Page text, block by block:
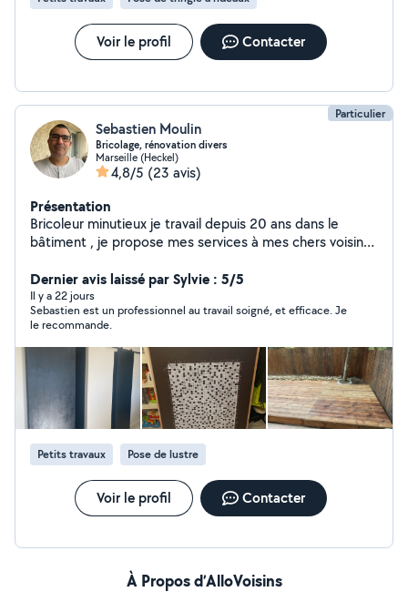
Voir le profil Contacter
Particulier
Sebastien Moulin
Bricolage, rénovation divers
Marseille (Heckel)
4,8/5 (23 avis)
Présentation
Bricoleur minutieux je travail depuis 20 ans dans le
bâtiment , je propose mes services à mes chers voisins:
sol souple - Enduit / peinture - électricité : prises /
éclairages - plomberies - Petite maçonneries Etc ( avec
tout les outils nécessaires)
Dernier avis laissé par Sylvie : 5/5
Il y a 22 jours
Sebastien est un professionnel au travail soigné, et efficace. Je
le recommande.
Petits travaux Pose de lustre
Voir le profil Contacter
À Propos d’AlloVoisins